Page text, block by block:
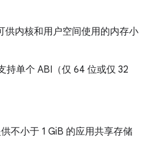
供内核和用户空间使用的内存小
持单个 ABI（仅 64 位或仅 32
不小于 1 GiB 的应用共享存储